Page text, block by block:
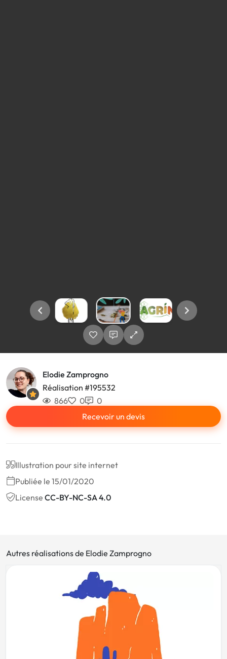
Elodie Zamprogno
Réalisation #195532
866
0
0
Recevoir un devis
Illustration pour site internet
Publiée le 15/01/2020
License CC-BY-NC-SA 4.0
Autres réalisations de Elodie Zamprogno